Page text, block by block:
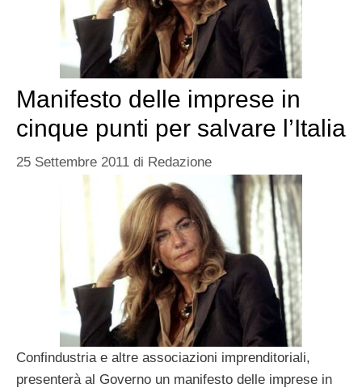
Manifesto delle imprese in
cinque punti per salvare l’Italia
25 Settembre 2011 di Redazione
Confindustria e altre associazioni imprenditoriali,
presenterà al Governo un manifesto delle imprese in